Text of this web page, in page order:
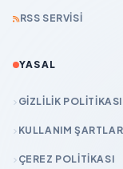
RSS SERVISI
YASAL
GIZLILIK POLITIKASI
KULLANIM
ÇEREZ POLITIKASI